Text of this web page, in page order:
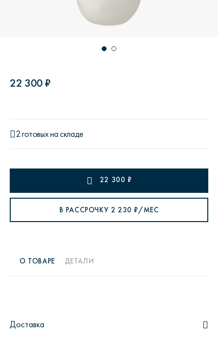
22 300 ₽
2 готовых на складе
22 300 ₽
В РАССРОЧКУ 2 230 ₽/МЕС
О ТОВАРЕ ДЕТАЛИ
Доставка